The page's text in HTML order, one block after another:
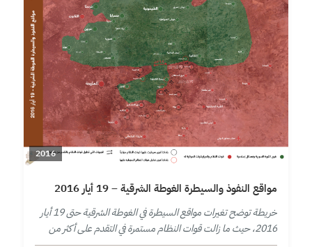
2016
مواقع النفوذ والسيطرة الغوطة الشرقية – 19 أيار 2016
خريطة توضح تغيرات مواقع السيطرة في الغوطة الشرقية حتى 19 أيار
2016، حيث ما زالت قوات النظام مستمرة في التقدم على أكثر من